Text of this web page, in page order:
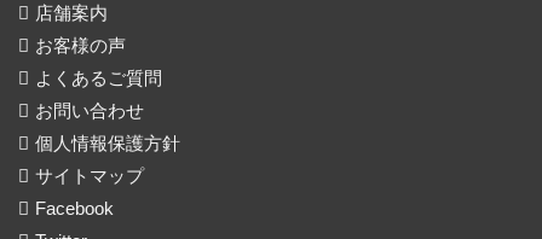
店舗案内
お客様の声
よくあるご質問
お問い合わせ
個人情報保護方針
サイトマップ
Facebook